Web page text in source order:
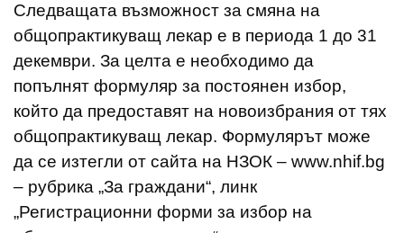
Следващата възможност за смяна на
общопрактикуващ лекар е в периода 1 до 31
декември. За целта е необходимо да
попълнят формуляр за постоянен избор,
който да предоставят на новоизбрания от тях
общопрактикуващ лекар. Формулярът може
да се изтегли от сайта на НЗОК – www.nhif.bg
– рубрика „За граждани“, линк
„Регистрационни форми за избор на